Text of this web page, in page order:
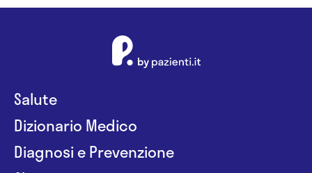
Salute
Dizionario Medico
Diagnosi e Prevenzione